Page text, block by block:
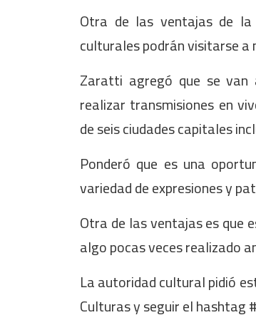
Otra de las ventajas de
culturales podrán visitarse a
Zaratti agregó que se
realizar transmisiones en
de seis ciudades capitales
Ponderó que es una
variedad de expresiones y
Otra de las ventajas es que
algo pocas veces realizado
La autoridad cultural pidió
Culturas y seguir el hashtag